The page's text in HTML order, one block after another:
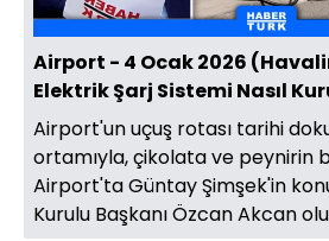
Airport - 4 Ocak 2026
Elektrik Şarj Sistemi Nasıl
Airport'un uçuş rotası tarihi
ortamıyla, çikolata ve peynirin
Airport'ta Güntay Şimşek'in
Kurulu Başkanı Özcan Akcan